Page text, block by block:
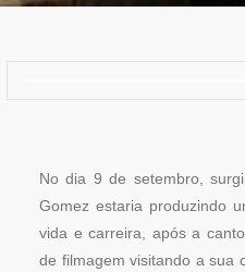
No dia 9 de setembro,
Gomez estaria produzindo
vida e carreira, após a
de filmagem visitando a sua